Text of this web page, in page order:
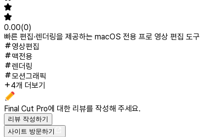
0.00(0)
빠른 편집·렌더링을 제공하는 macOS 전용 프로 영상 편집 도구
영상편집
맥전용
렌더링
모션그래픽
4개 더보기
Final Cut Pro에 대한 리뷰를 작성해 주세요.
리뷰 작성하기
사이트 방문하기